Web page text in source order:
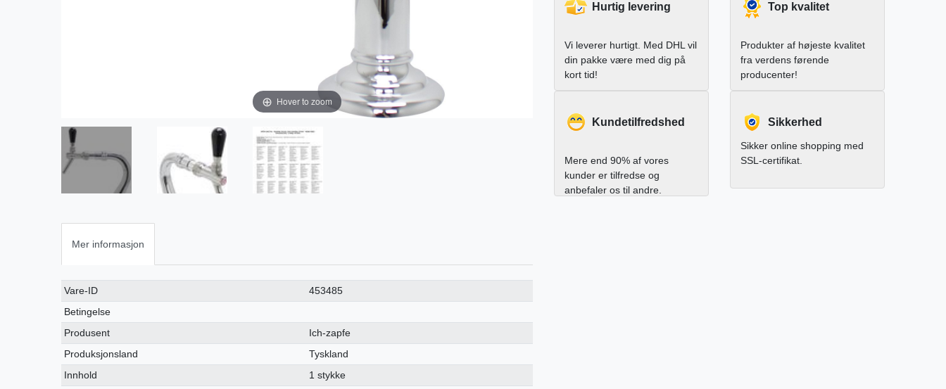
Hover to zoom
Mer informasjon
Ceres::Template.singleItemTechnicalDataAttribute
Ceres::Template.singleItemTechnicalDataValue
Vare-ID
453485
Betingelse
Produsent
Ich-zapfe
Produksjonsland
Tyskland
Innhold
1 stykke
Hurtig levering
Vi leverer hurtigt. Med DHL vil
din pakke være med dig på
kort tid!
Top kvalitet
Produkter af højeste kvalitet
fra verdens førende
producenter!
Kundetilfredshed
Mere end 90% af vores
kunder er tilfredse og
anbefaler os til andre.
Sikkerhed
Sikker online shopping med
SSL-certifikat.